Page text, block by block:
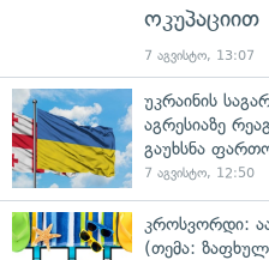
ოკუპაციით
7 აგვისტო, 13:07
უკრაინის
აგრესიაზე
გაუხსნა
7 აგვისტო, 12:50
კროსვორდი:
(თემა: